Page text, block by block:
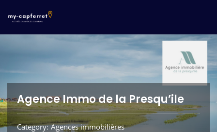
Agence Immo de la Presqu’ile
Category Agences immobilières